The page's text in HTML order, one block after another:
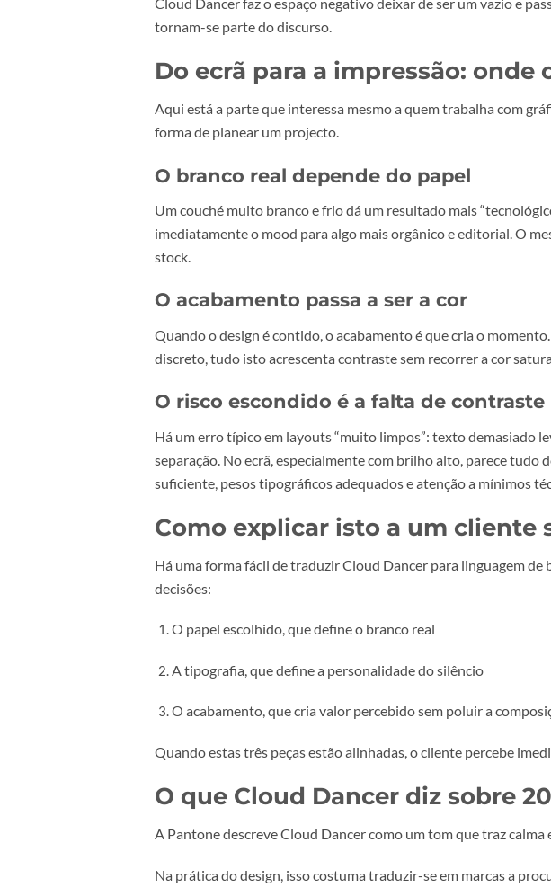
Em vez de depender de cores fortes, o layout pode
diferenças de cinzento que criam profundidade. Este
“parecer caro” sem gritar.
Textura como linguagem
tipo de design que recompensa atenção e aumenta a
Espaço negativo com intenção
Cloud Dancer faz o espaço negativo deixar de ser um
tornam-se parte do discurso.
Do ecrã para a impressão:
forma de planear um projecto.
O branco real depende do papel
Um couché muito branco e frio dá um resultado mais
imediatamente o mood para algo mais orgânico e
O acabamento passa a ser a cor
Quando o design é contido, o acabamento é que cria o
O risco escondido é a falta de
Há um erro típico em layouts “muito limpos”: texto
suficiente, pesos tipográficos adequados e atenção a
Como explicar isto a um